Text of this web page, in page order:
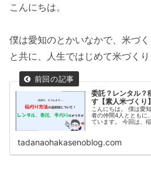
こんにちは。
僕は愛知のとかいなかで、米づ
と共に、人生ではじめて米づくり
委託？レンタル？
す【素人米づくり】
こんにちは。 僕は愛
者の仲間4人とともに
ています。 今回は、
tadanaohakasenoblog.com